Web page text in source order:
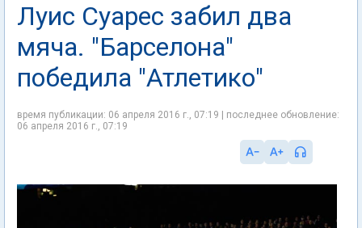
Луис Суарес забил два
мяча. "Барселона"
победила "Атлетико"
время публикации: 06 апреля 2016 г., 07:19 | последнее обновление:
06 апреля 2016 г., 07:19